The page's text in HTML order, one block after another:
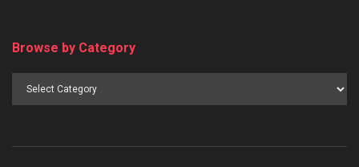
Browse by Category
Browse